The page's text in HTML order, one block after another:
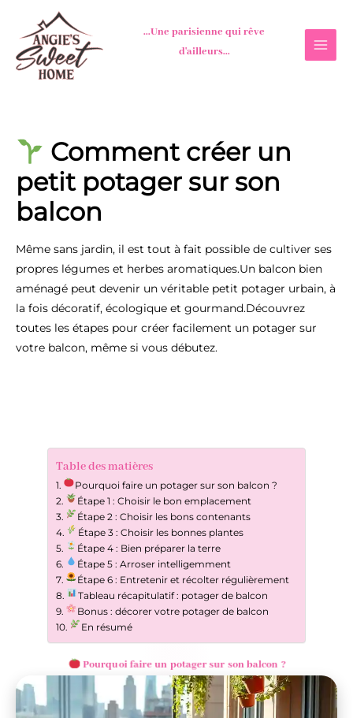
contenu
...Une parisienne qui rêve
d'ailleurs...
Comment créer un
petit potager sur son
balcon
Même sans jardin, il est tout à fait possible de cultiver ses
propres légumes et herbes aromatiques.Un balcon bien
aménagé peut devenir un véritable petit potager urbain, à
la fois décoratif, écologique et gourmand.Découvrez
toutes les étapes pour créer facilement un potager sur
votre balcon, même si vous débutez.
Table des matières
Pourquoi faire un potager sur son balcon ?
Étape 1 : Choisir le bon emplacement
Étape 2 : Choisir les bons contenants
Étape 3 : Choisir les bonnes plantes
Étape 4 : Bien préparer la terre
Étape 5 : Arroser intelligemment
Étape 6 : Entretenir et récolter régulièrement
Tableau récapitulatif : potager de balcon
Bonus : décorer votre potager de balcon
En résumé
Pourquoi faire un potager sur son balcon ?